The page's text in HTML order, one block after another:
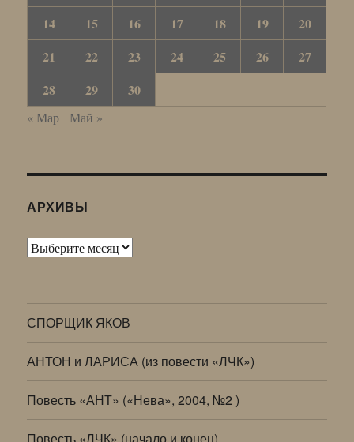
14
15 16 17 18 19
20
21
22 23 24 25 26
27
28
29 30
« Мар Май »
АРХИВЫ
Архивы
СПОРЩИК ЯКОВ
АНТОН и ЛАРИСА (из повести «ЛЧК»)
Повесть «АНТ» («Нева», 2004, №2 )